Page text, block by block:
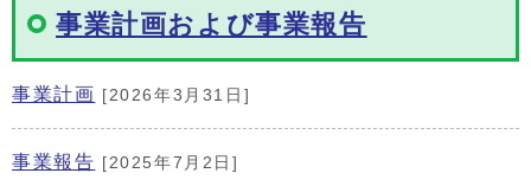
事業計画および事業報告
事業計画 [2026年3月31日]
事業報告 [2025年7月2日]